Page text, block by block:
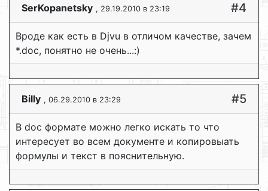
SerKopanetsky , 29.19.2010 в 23:19 #4
Вроде как есть в Djvu в отличом качестве, зачем
*.doc, понятно не очень...:)
Billy , 06.29.2010 в 23:29 #5
В doc формате можно легко искать то что
интересует во всем документе и копировыать
формулы и текст в пояснительную.